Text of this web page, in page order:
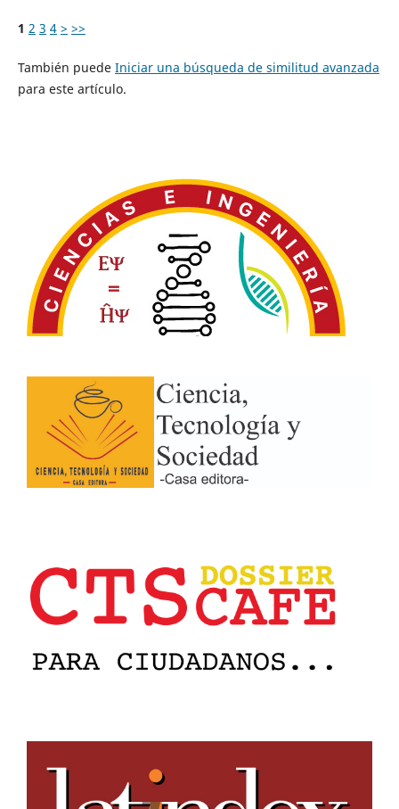
1 2 3 4 > >>
También puede Iniciar una búsqueda de similitud avanzada
para este artículo.